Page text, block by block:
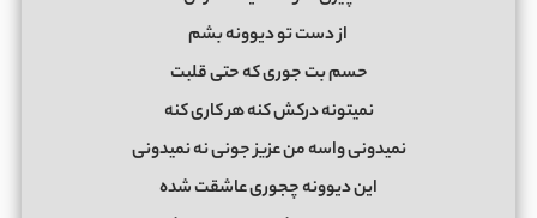
از دست تو دیوونه بشم
حسم بت جوری که حتی قلبت
نمیتونه درکش کنه هر کاری کنه
نمیدونی واسه من عزیز جونی نه نمیدونی
این دیوونه چجوری عاشقت شده